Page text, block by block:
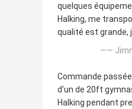
quelques
Halking, me
qualité est grande,
——
Commande
d'un de 20ft
Halking pendant